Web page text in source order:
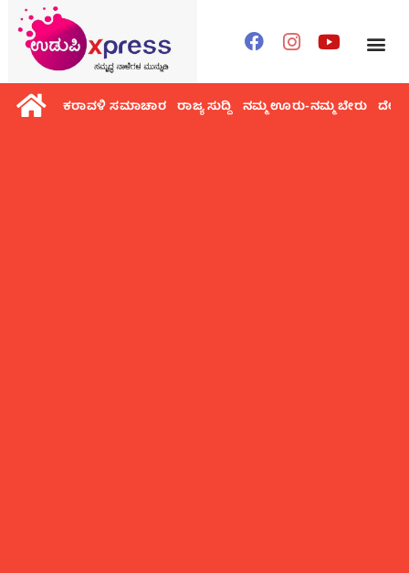
ಕರಾವಳಿ ಸಮಾಚಾರ ರಾಜ್ಯ ಸುದ್ದಿ ನಮ್ಮ ಊರು-ನಮ್ಮ ಬೇರು ದೇಶ